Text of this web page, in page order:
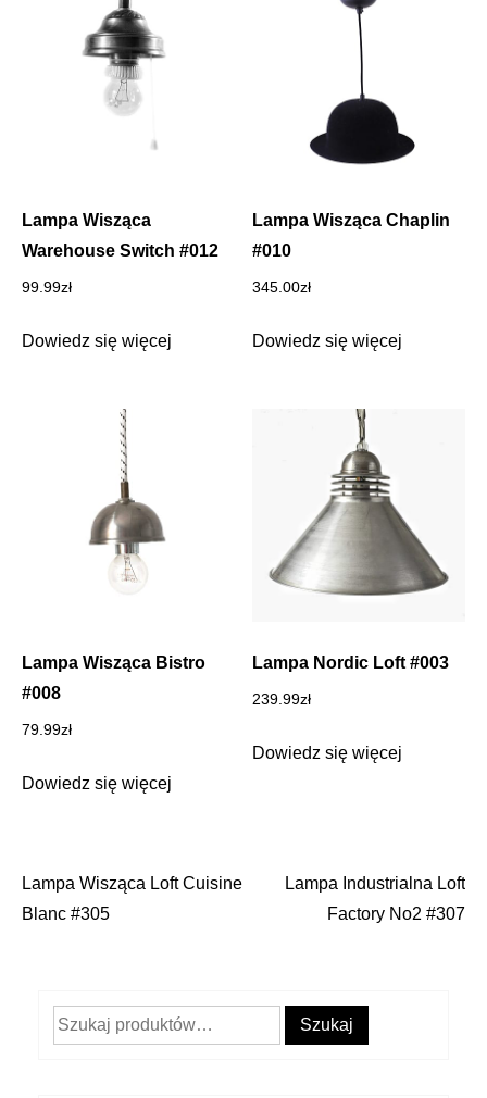
Lampa Wisząca
Warehouse Switch #012
99.99zł
Dowiedz się więcej
Lampa Wisząca Chaplin
#010
345.00zł
Dowiedz się więcej
Lampa Wisząca Bistro
#008
79.99zł
Dowiedz się więcej
Lampa Nordic Loft #003
239.99zł
Dowiedz się więcej
Nawigacja
Lampa Wisząca Loft Cuisine
Blanc #305
Lampa Industrialna Loft
Factory No2 #307
Szukaj: Szukaj